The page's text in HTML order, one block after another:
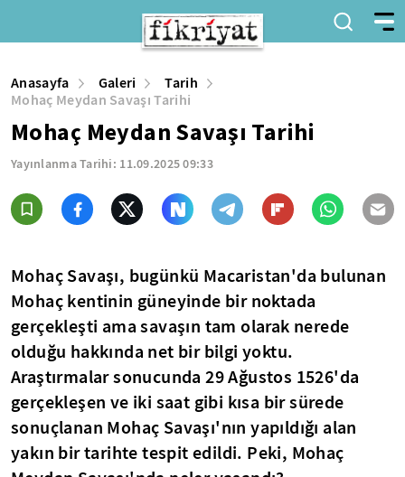
Anasayfa Galeri
Tarih
Mohaç Meydan Savaşı Tarihi
Mohaç Meydan Savaşı Tarihi
Yayınlanma Tarihi: 11.09.2025 09:33
Mohaç Savaşı, bugünkü Macaristan'da bulunan
Mohaç kentinin güneyinde bir noktada
gerçekleşti amasavaşın tam olarak nerede
olduğu hakkında net bir bilgi yoktu.
Araştırmalar sonucunda29 Ağustos 1526'da
gerçekleşen ve iki saat gibi kısa bir sürede
sonuçlanan Mohaç Savaşı'nınyapıldığı alan
yakın bir tarihte tespit edildi. Peki, Mohaç